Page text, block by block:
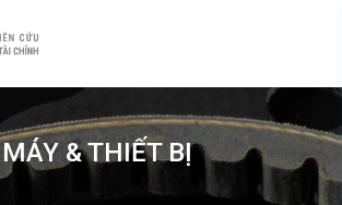
MÁY & THIẾT BỊ